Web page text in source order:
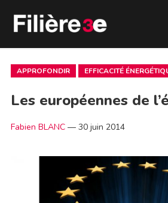
APPROFONDIR EFFICACITÉ
Les européennes de
Fabien BLANC— 30 juin 2014